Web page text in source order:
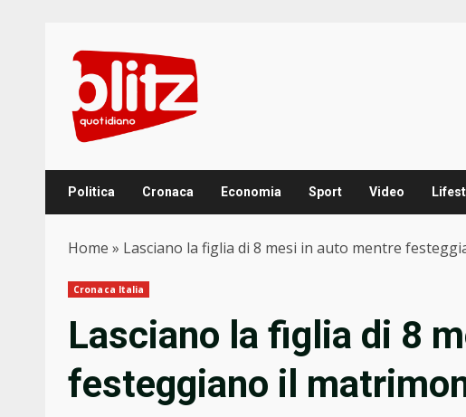
content
Politica Cronaca Economia Sport Video
Home » Lasciano la figlia di 8 mesi in auto mentre
Cronaca Italia
Lasciano la figlia di 8
festeggiano il